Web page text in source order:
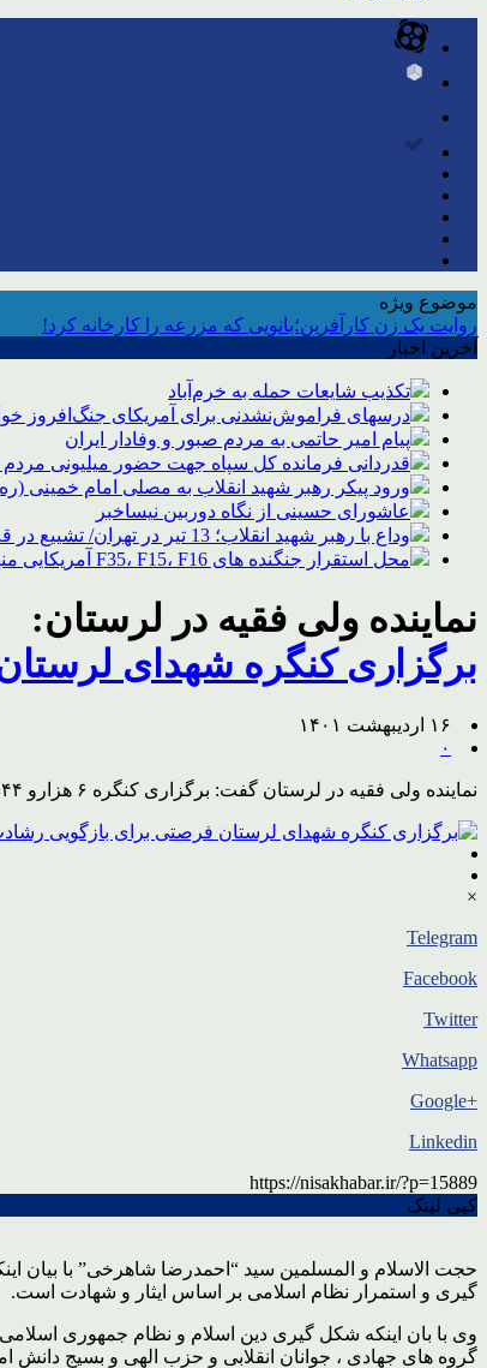
موضوع ویژه
روایت یک زن کارآفرین؛بانویی که مزرعه را کارخانه کرد!
آخرین اخبار
تکذیب شایعات حمله به خرم‌آباد
درسهای فراموش‌نشدنی برای آمریکای جنگ‌افروز
پیام امیر حاتمی به مردم صبور و وفادار ایران
قدردانی فرمانده کل سپاه جهت حضور میلیونی مردم
ورود پیکر رهبر شهید انقلاب به مصلی امام خمینی
عاشورای حسینی از نگاه دوربین نیساخبر
وداع با رهبر شهید انقلاب؛ 13 تیر در تهران/ تشییع در قم و تدفین در مشهد
محل استقرار جنگنده های F35، F15، F16 آمریکایی منهدم شد
نماینده ولی فقیه در لرستان:
برگزاری کنگره شهدای
۱۶ اردیبهشت ۱۴۰۱
۰
نماینده ولی فقیه در لرستان گفت: برگزاری کنگره ۶ هزارو ۵۴۴ شهید استان فرصتی برای بازگویی رشادت‌ها و رزم دیدنی مردم لرستان در جنگ تحمیلی است.
×
Telegram
Facebook
Twitter
Whatsapp
+Google
Linkedin
https://nisakhabar.ir/?p=15889
کپی لینک
حجت الاسلام و المسلمین سید “احمدرضا شاهرخی” با بیان
گیری و استمرار نظام اسلامی بر اساس ایثار و شهادت است.
وی با بان اینکه شکل گیری دین اسلام و نظام جمهوری
گروه های جهادی ، جوانان انقلابی و حزب الهی و بسیج دانش